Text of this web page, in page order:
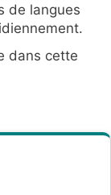
de langues
dans cette